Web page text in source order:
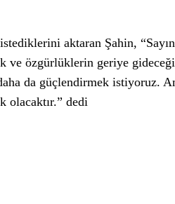
aktaran Şahin, “Sayın
ve özgürlüklerin geriye
da güçlendirmek istiyoruz.
olacaktır.” dedi